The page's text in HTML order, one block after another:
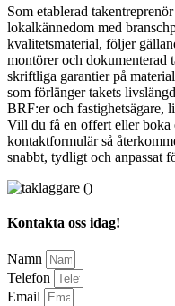
Som etablerad
lokalkännedom med
kvalitetsmaterial, följer
montörer och dokumenterad
skriftliga garantier på
som förlänger takets
BRF:er och fastighetsägare,
Vill du få en offert eller
kontaktformulär så
snabbt, tydligt och anpassat
Kontakta oss idag!
Namn
Telefon
Email